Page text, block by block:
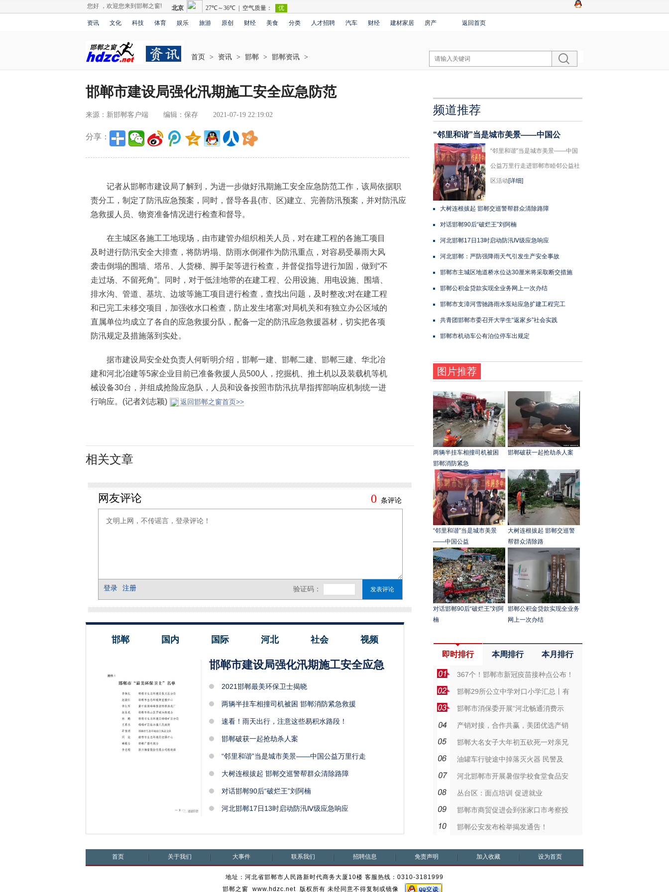
您好 ，欢迎您来到邯郸之窗!
资讯 文化 科技 体育 娱乐 旅游 原创 财经 美食 分类 人才招聘 汽车 财经 建材家居 房产 返回首页
首页 > 资讯 > 邯郸 > 邯郸资讯 >
邯郸市建设局强化汛期施工安全应急防范
来源：新邯郸客户端 编辑：保存 2021-07-19 22:19:02
分享：
记者从邯郸市建设局了解到，为进一步做好汛期施工安全应急防范工作，该局依据职
责分工，制定了防汛应急预案，同时，督导各县(市、区)建立、完善防汛预案，并对防汛应
急救援人员、物资准备情况进行检查和督导。
在主城区各施工工地现场，由市建管办组织相关人员，对在建工程的各施工项目
及时进行防汛安全大排查，将防坍塌、防雨水倒灌作为防汛重点，对容易受暴雨大风
袭击倒塌的围墙、塔吊、人货梯、脚手架等进行检查，并督促指导进行加固，做到“不
走过场、不留死角”。同时，对于低洼地带的在建工程、公用设施、用电设施、围墙、
排水沟、管道、基坑、边坡等施工项目进行检查，查找出问题，及时整改;对在建工程
和已完工未移交项目，加强收水口检查，防止发生堵塞;对局机关和有独立办公区域的
直属单位均成立了各自的应急救援分队，配备一定的防汛应急救援器材，切实把各项
防汛规定及措施落到实处。
据市建设局安全处负责人何昕明介绍，邯郸一建、邯郸二建、邯郸三建、华北冶
建和河北冶建等5家企业目前已准备救援人员500人，挖掘机、推土机以及装载机等机
械设备30台，并组成抢险应急队，人员和设备按照市防汛抗旱指挥部响应机制统一进
行响应。(记者刘志颖)
返回邯郸之窗首页>>
相关文章
邯郸 国内 国际 河北 社会 视频
邯郸市建设局强化汛期施工安全应急
2021邯郸最美环保卫士揭晓
两辆半挂车相撞司机被困 邯郸消防紧急救援
速看！雨天出行，注意这些易积水路段！
邯郸破获一起抢劫杀人案
“邻里和谐”当是城市美景——中国公益万里行走
大树连根拔起 邯郸交巡警帮群众清除路障
对话邯郸90后“破烂王”刘阿楠
河北邯郸17日13时启动防汛Ⅳ级应急响应
频道推荐
“邻里和谐”当是城市美景——中国公
“邻里和谐”当是城市美景——中国
公益万里行走进邯郸市睦邻公益社
区活动 [详细]
大树连根拔起 邯郸交巡警帮群众清除路障
对话邯郸90后“破烂王”刘阿楠
河北邯郸17日13时启动防汛Ⅳ级应急响应
河北邯郸：严防强降雨天气引发生产安全事故
邯郸市主城区地道桥水位达30厘米将采取断交措施
邯郸公积金贷款实现全业务网上一次办结
邯郸市支漳河雪驰路雨水泵站应急扩建工程完工
共青团邯郸市委召开大学生“返家乡”社会实践
邯郸市机动车公有泊位停车出规定
图片推荐
两辆半挂车相撞司机被困
邯郸消防紧急
邯郸破获一起抢劫杀人案
“邻里和谐”当是城市美景
——中国公益
大树连根拔起 邯郸交巡警
帮群众清除路
对话邯郸90后“破烂王”刘阿
楠
邯郸公积金贷款实现全业务
网上一次办结
即时排行 本周排行 本月排行
367个！邯郸市新冠疫苗接种点公布！
邯郸29所公立中学对口小学汇总丨有
邯郸市消保委开展“河北畅通消费示
产销对接，合作共赢，美团优选产销
邯郸大名女子大年初五砍死一对亲兄
油罐车行驶途中掉落灭火器 民警及
河北邯郸市开展暑假学校食堂食品安
丛台区：面点培训 促进就业
邯郸市商贸促进会到张家口市考察投
邯郸公安发布检举揭发通告！
首页 关于我们 大事件 联系我们 招聘信息 免责声明 加入收藏 设为首页
地址：河北省邯郸市人民路新时代商务大厦10楼 客服热线：0310-3181999
邯郸之窗 www.hdzc.net 版权所有 未经同意不得复制或镜像